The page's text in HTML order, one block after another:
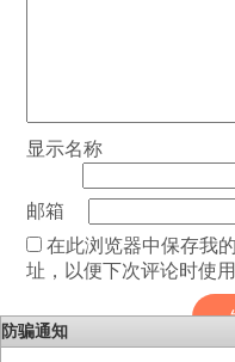
显示名称
邮箱
在此浏览器中保存我
址，以便下次评论时使用
防骗通知